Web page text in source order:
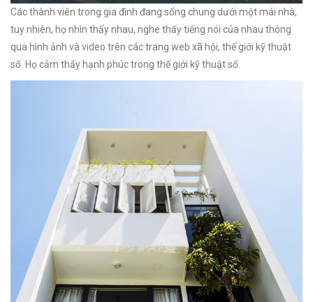
Các thành viên trong gia đình đang sống chung dưới một mái nhà,
tuy nhiên, họ nhìn thấy nhau, nghe thấy tiếng nói của nhau thông
qua hình ảnh và video trên các trang web xã hội, thế giới kỹ thuật
số. Họ cảm thấy hạnh phúc trong thế giới kỹ thuật số.